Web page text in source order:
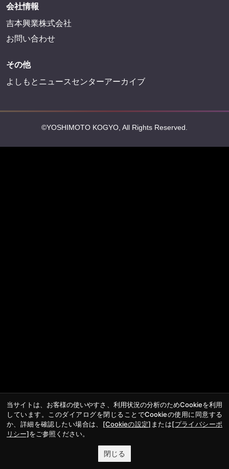
会社情報
吉本興業株式会社
お問い合わせ
その他
よしもとニュースセンターアーカイブ
©YOSHIMOTO KOGYO, All Rights Reserved.
当サイトは、お客様の使いやすさ、利用状況の分析のためCookieを利用
しています。このダイアログを閉じることでCookieの使用に同意する
か、詳細を確認したい場合は、 [Cookieの設定] または[プライバシーポ
リシー]をご参照ください。
閉じる